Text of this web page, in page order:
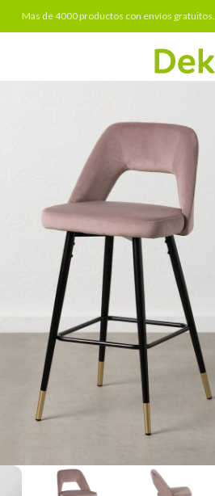
Mas de 4000 productos con envíos gratuitos.
to enlarge